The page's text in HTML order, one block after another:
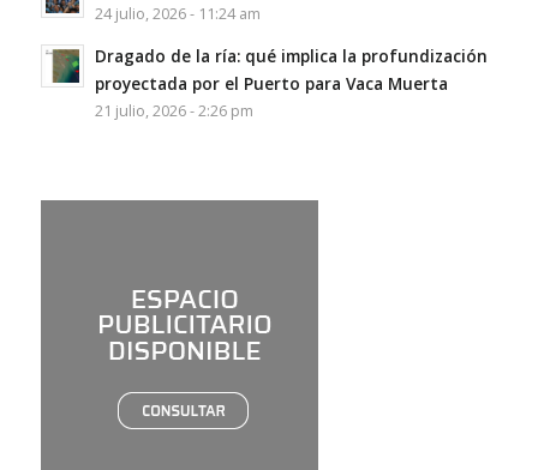
24 julio, 2026 - 11:24 am
Dragado de la ría: qué implica la profundización
proyectada por el Puerto para Vaca Muerta
21 julio, 2026 - 2:26 pm